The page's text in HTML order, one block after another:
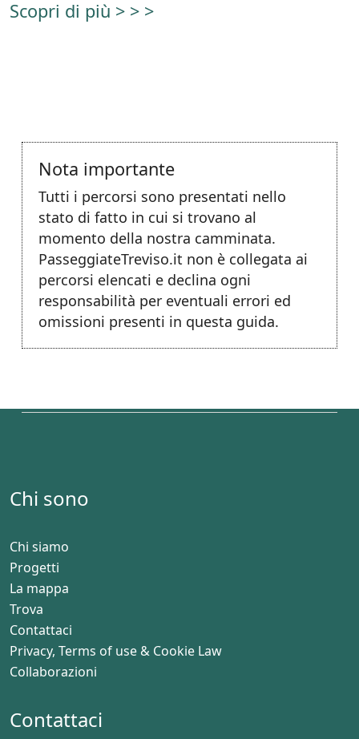
Scopri di più > > >
Nota importante
Tutti i percorsi sono presentati nello
stato di fatto in cui si trovano al
momento della nostra camminata.
PasseggiateTreviso.it non è collegata ai
percorsi elencati e declina ogni
responsabilità per eventuali errori ed
omissioni presenti in questa guida.
Chi sono
Chi siamo
Progetti
La mappa
Trova
Contattaci
Privacy, Terms of use & Cookie Law
Collaborazioni
Contattaci